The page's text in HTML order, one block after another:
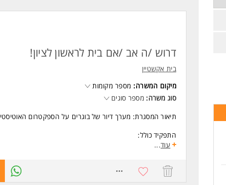
דרוש /ה אב /אם בית לראשון לציון!
בית אקשטיין
מיקום המשרה: מספר מקומות
סוג משרה: מספר סוגים
תיאור המסגרת: מערך דיור של בוגרים על הספקטרום האוטיסטי
התפקיד כולל:
- בישול ארוחות לדיירים.
- סידור ופירוק סחורה ומוצרים.
עוד...